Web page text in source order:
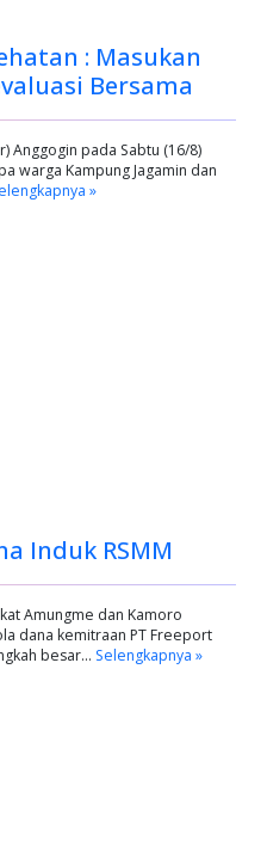
: Masukan
Bersama
Anggogin pada Sabtu (16/8)
warga Kampung Jagamin dan
»
Induk RSMM
Amungme dan Kamoro
dana kemitraan PT Freeport
besar… Selengkapnya »